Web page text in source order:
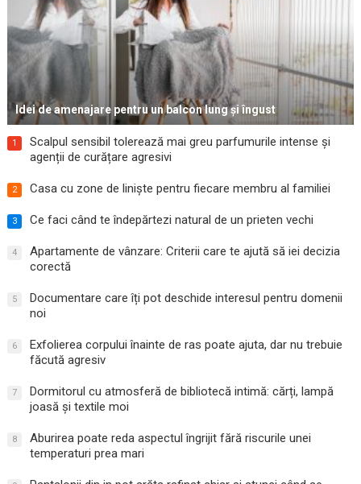
Idei de amenajare pentru un balcon lung și îngust
1
Scalpul sensibil tolerează mai greu parfumurile intense și
agenții de curățare agresivi
2 Casa cu zone de liniște pentru fiecare membru al familiei
3 Ce faci când te îndepărtezi natural de un prieten vechi
4
Apartamente de vânzare: Criterii care te ajută să iei decizia
corectă
5
Documentare care îți pot deschide interesul pentru domenii
noi
6
Exfolierea corpului înainte de ras poate ajuta, dar nu trebuie
făcută agresiv
7
Dormitorul cu atmosferă de bibliotecă intimă: cărți, lampă
joasă și textile moi
8
Aburirea poate reda aspectul îngrijit fără riscurile unei
temperaturi prea mari